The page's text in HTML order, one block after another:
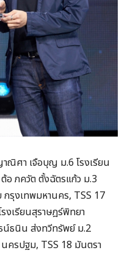
ณิศา เจือบุญ ม.6 โรงเรียน
อ ภควัต ตั้งฉัตรแก้ว ม.3
กรุงเทพมหานคร, TSS 17
งเรียนสุราษฎร์พิทยา
ธน์ธนิน ส่งทวีทรัพย์ ม.2
ครปฐม, TSS 18 มันตรา